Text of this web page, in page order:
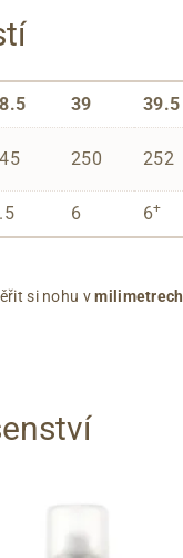
39 39.5
250 252
6 6+
si nohu vmilimetrech